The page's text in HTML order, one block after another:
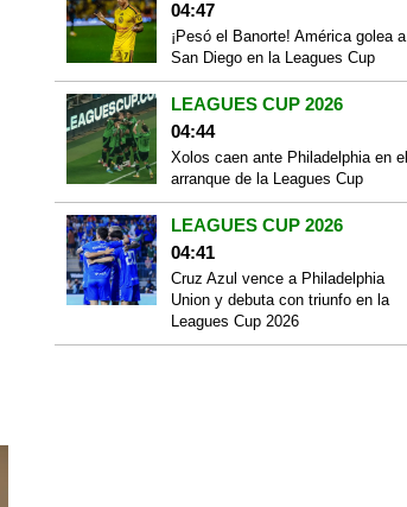
04:47
¡Pesó el Banorte! América golea a
San Diego en la Leagues Cup
LEAGUES CUP 2026
04:44
Xolos caen ante Philadelphia en el
arranque de la Leagues Cup
LEAGUES CUP 2026
04:41
Cruz Azul vence a Philadelphia
Union y debuta con triunfo en la
Leagues Cup 2026